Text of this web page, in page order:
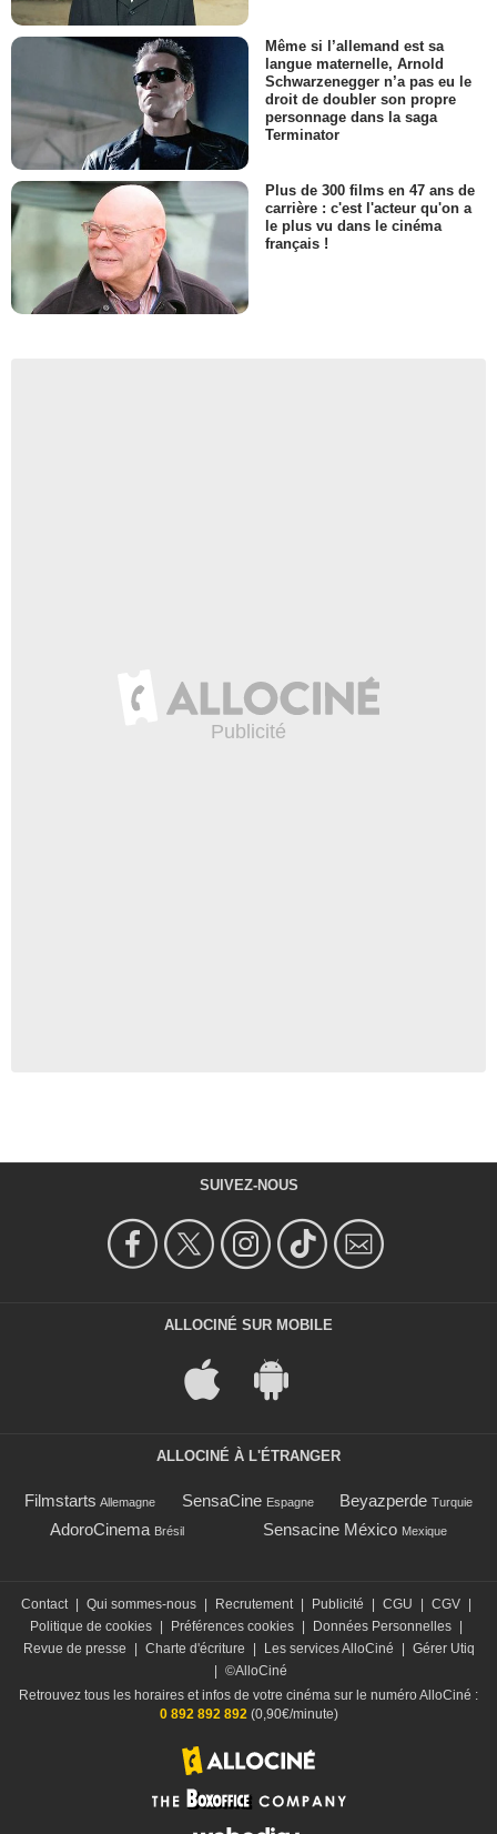
Même si l’allemand est sa
langue maternelle, Arnold
Schwarzenegger n’a pas eu le
droit de doubler son propre
personnage dans la saga
Terminator
Plus de 300 films en 47 ans de
carrière : c'est l'acteur qu'on a
le plus vu dans le cinéma
français !
SUIVEZ-NOUS
ALLOCINÉ SUR MOBILE
ALLOCINÉ À L'ÉTRANGER
Filmstarts Allemagne SensaCine Espagne Beyazperde Turquie
AdoroCinema Brésil Sensacine México Mexique
Contact Qui sommes-nous Recrutement Publicité CGU CGV
Politique de cookies
Préférences cookies Données Personnelles
Revue de presse
Charte d'écriture Les services AlloCiné
Gérer Utiq
©AlloCiné
Retrouvez tous les horaires et infos de votre cinéma sur le numéro AlloCiné :
0 892 892 892(0,90€/minute)